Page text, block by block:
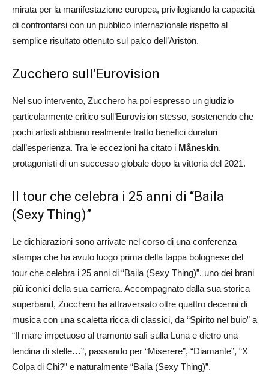
mirata per la manifestazione europea, privilegiando la capacità
di confrontarsi con un pubblico internazionale rispetto al
semplice risultato ottenuto sul palco dell’Ariston.
Zucchero sull’Eurovision
Nel suo intervento, Zucchero ha poi espresso un giudizio
particolarmente critico sull’Eurovision stesso, sostenendo che
pochi artisti abbiano realmente tratto benefici duraturi
dall’esperienza. Tra le eccezioni ha citato i Måneskin,
protagonisti di un successo globale dopo la vittoria del 2021.
Il tour che celebra i 25 anni di “Baila
(Sexy Thing)”
Le dichiarazioni sono arrivate nel corso di una conferenza
stampa che ha avuto luogo prima della tappa bolognese del
tour che celebra i 25 anni di “Baila (Sexy Thing)”, uno dei brani
più iconici della sua carriera. Accompagnato dalla sua storica
superband, Zucchero ha attraversato oltre quattro decenni di
musica con una scaletta ricca di classici, da “Spirito nel buio” a
“Il mare impetuoso al tramonto salì sulla Luna e dietro una
tendina di stelle…”, passando per “Miserere”, “Diamante”, “X
Colpa di Chi?” e naturalmente “Baila (Sexy Thing)”.